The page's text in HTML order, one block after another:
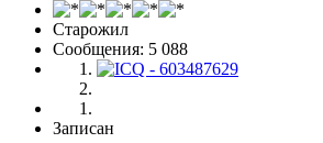
Старожил
Сообщения: 5 088
Записан